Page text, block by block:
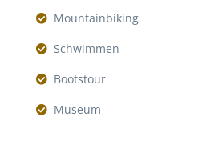
Mountainbiking
Schwimmen
Bootstour
Museum